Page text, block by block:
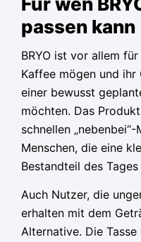
passen kann
BRYO ist vor allem
Kaffee mögen und
einer bewusst
möchten. Das
schnellen
Menschen, die eine
Bestandteil des
Auch Nutzer, die
erhalten mit dem
Alternative. Die